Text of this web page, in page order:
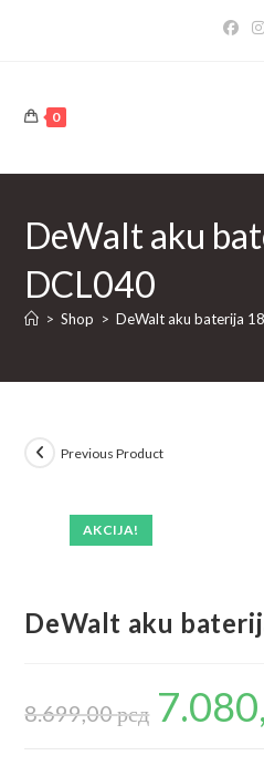
0
DeWalt aku
DCL040
> Shop > DeWalt aku baterija
AKCIJA!
Previous Product
DeWalt aku
8.699,00рсд
Originalna
cena
je